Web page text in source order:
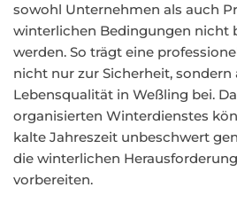
sowohl Unternehmen als auch
winterlichen Bedingungen nicht
werden. So trägt eine
nicht nur zur Sicherheit,
Lebensqualität in Weßling bei.
organisierten Winterdienstes
kalte Jahreszeit unbeschwert
die winterlichen
vorbereiten.